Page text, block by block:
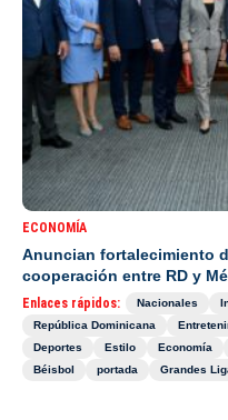
ECONOMÍA
Anuncian fortalecimiento
cooperación entre RD y
Enlaces rápidos: Nacionales
República Dominicana
Deportes
Estilo Economía
Béisbol
portada Grandes